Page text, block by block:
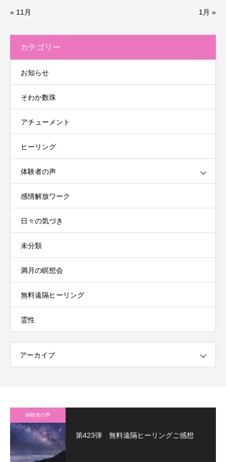
« 11月 1月 »
カテゴリー
お知らせ
そわか数珠
アチューメント
ヒーリング
体験者の声
感情解放ワーク
日々の気づき
未分類
満月の瞑想会
無料遠隔ヒーリング
霊性
アーカイブ
体験者の声
第423弾 無料遠隔ヒーリングご感想